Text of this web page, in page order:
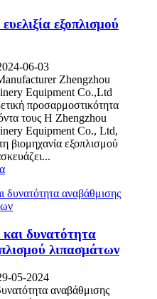
εξοπλισμού
06-03
Zhengzhou
Equipment Co.,Ltd
προσαρμοστικότητα
τους Η Zhengzhou
Equipment Co., Ltd,
βιομηχανία εξοπλισμού
δυνατότητα
λιπασμάτων
05-2024
αναβάθμισης